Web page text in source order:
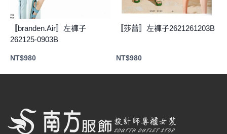
〚branden.Air〛左褲子
262125-0903B
NT$980
〚莎蕾〛左褲子2621261203B
NT$980